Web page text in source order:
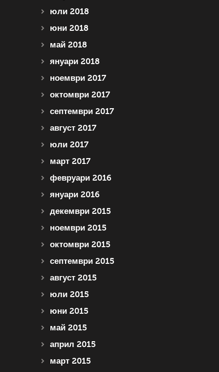
юли 2018
юни 2018
май 2018
януари 2018
ноември 2017
октомври 2017
септември 2017
август 2017
юли 2017
март 2017
февруари 2016
януари 2016
декември 2015
ноември 2015
октомври 2015
септември 2015
август 2015
юли 2015
юни 2015
май 2015
април 2015
март 2015